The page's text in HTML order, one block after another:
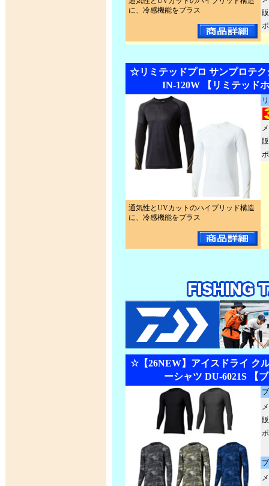
に、冷感機能をプラス
☆リミテッドプロ サンプロテク
IN-120W 【リミテッド
通気性とUVカットのハイブリッド構造
に、冷感機能をプラス
☆【26NEW】アイスドライ ク
ーシャツ DU-6021S 【